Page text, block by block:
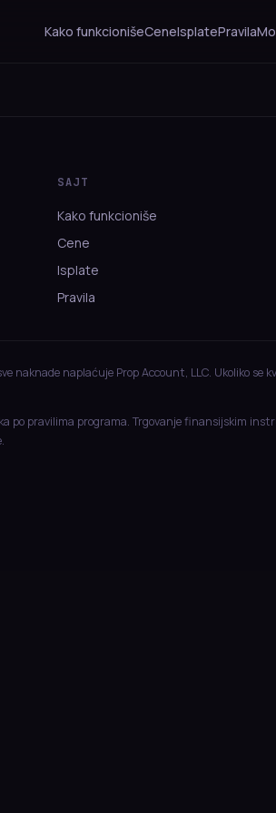
Kako funkcionišeCeneIsplatePravila
SAJT
Kako funkcioniše
Cene
Isplate
Pravila
naknade naplaćuje Prop Account, LLC. Ukoliko
po pravilima programa. Trgovanje finansijskim